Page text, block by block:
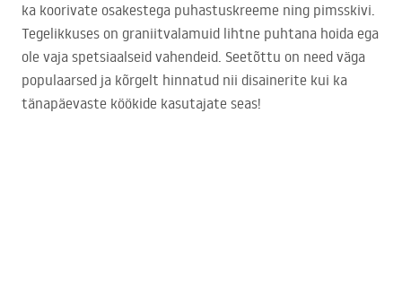
ka koorivate osakestega puhastuskreeme ning pimsskivi.
Tegelikkuses on graniitvalamuid lihtne puhtana hoida ega
ole vaja spetsiaalseid vahendeid. Seetõttu on need väga
populaarsed ja kõrgelt hinnatud nii disainerite kui ka
tänapäevaste köökide kasutajate seas!